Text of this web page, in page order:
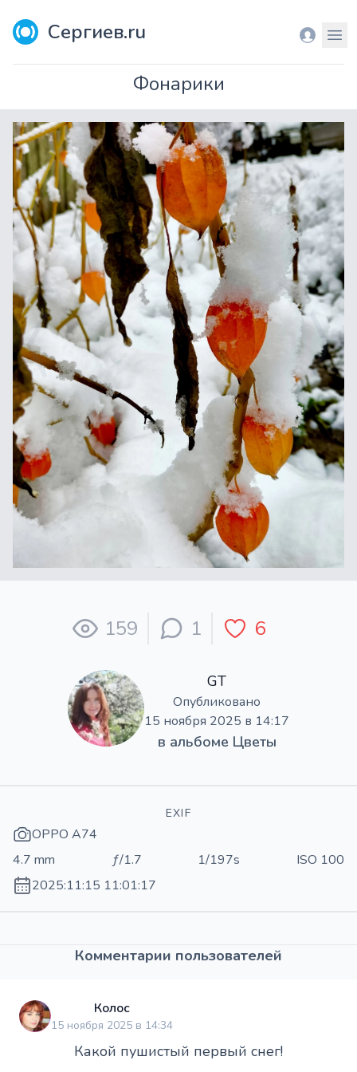
Сергиев.ru Вход
Фонарики
159 1 6
GT
Опубликовано
15 ноября 2025 в 14:17
в альбоме Цветы
EXIF
OPPO A74
4.7 mm
ƒ/1.7 1/197s
ISO 100
2025:11:15 11:01:17
Комментарии пользователей
Колос
15 ноября 2025 в 14:34
Какой пушистый первый снег!